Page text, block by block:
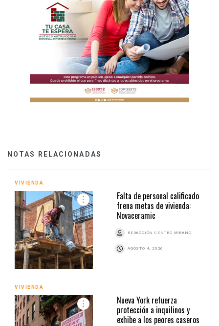
NOTAS RELACIONADAS
VIVIENDA
Falta de personal calificado
frena metas de vivienda:
Novaceramic
REDACCIÓN CENTRO URBANO
AGOSTO 4, 2026
VIVIENDA
Nueva York refuerza
protección a inquilinos y
exhibe a los peores caseros